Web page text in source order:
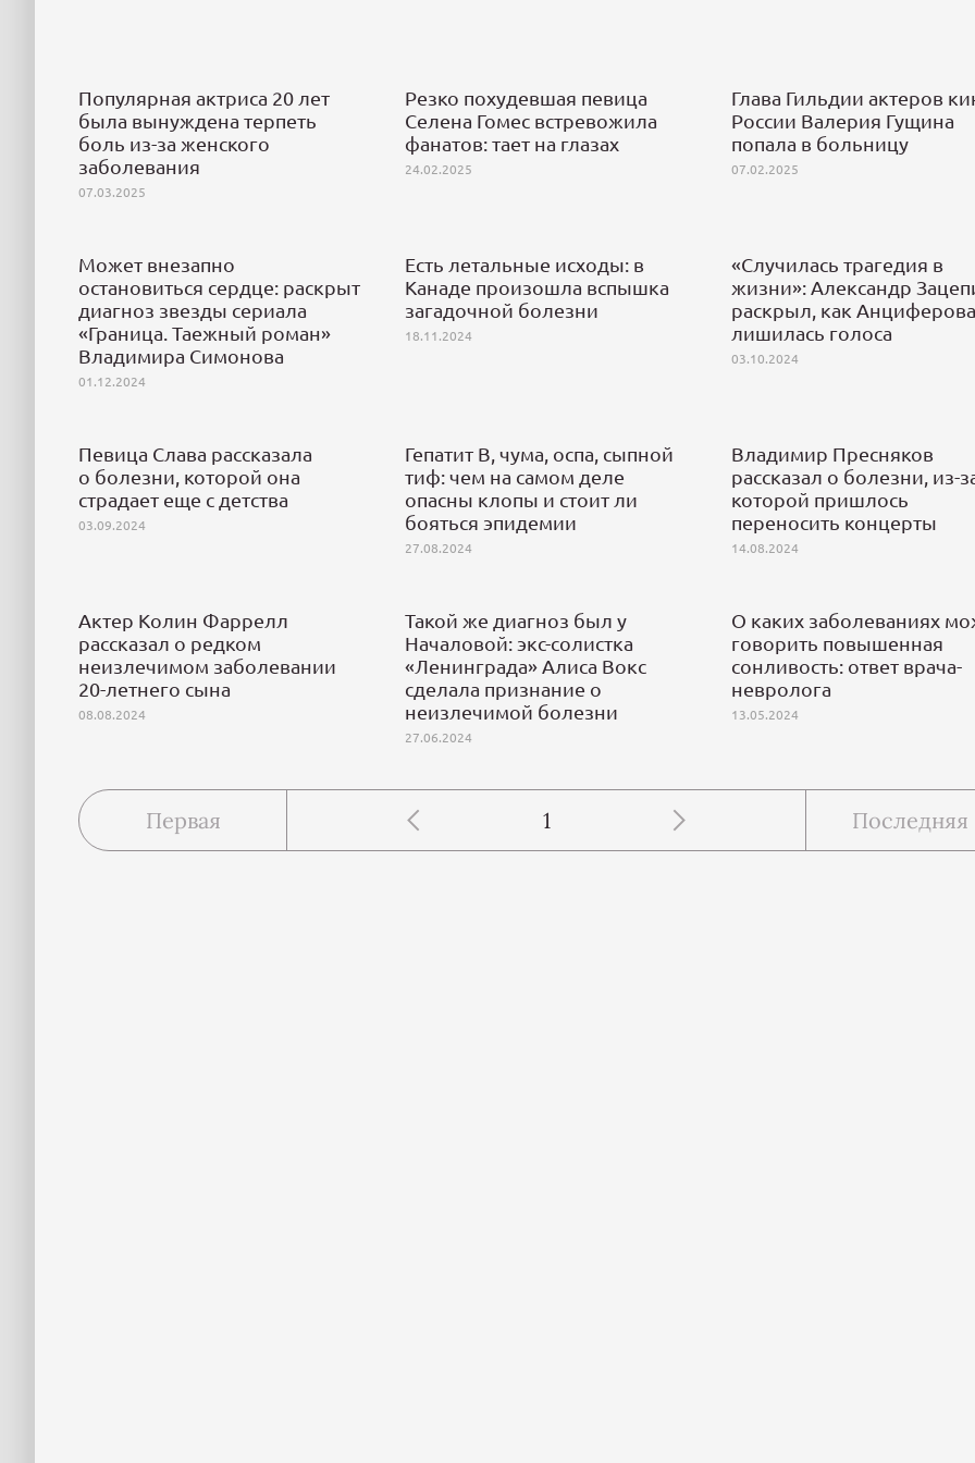
Популярная актриса 20 лет
была вынуждена терпеть
боль из-за женского
заболевания
07.03.2025
Резко похудевшая певица
Селена Гомес встревожила
фанатов: тает на глазах
24.02.2025
Глава Гильдии актеров
России Валерия Гущина
попала в больницу
07.02.2025
Может внезапно
остановиться сердце: раскрыт
диагноз звезды сериала
«Граница. Таежный роман»
Владимира Симонова
01.12.2024
Есть летальные исходы: в
Канаде произошла вспышка
загадочной болезни
18.11.2024
«Случилась трагедия в
жизни»: Александр
раскрыл, как Анциферова
лишилась голоса
03.10.2024
Певица Слава рассказала
о болезни, которой она
страдает еще с детства
03.09.2024
Гепатит В, чума, оспа, сыпной
тиф: чем на самом деле
опасны клопы и стоит ли
бояться эпидемии
27.08.2024
Владимир Пресняков
рассказал о болезни, из-
которой пришлось
переносить концерты
14.08.2024
Актер Колин Фаррелл
рассказал о редком
неизлечимом заболевании
20-летнего сына
08.08.2024
Такой же диагноз был у
Началовой: экс-солистка
«Ленинграда» Алиса Вокс
сделала признание о
неизлечимой болезни
27.06.2024
О каких заболеваниях
говорить повышенная
сонливость: ответ врача-
невролога
13.05.2024
Первая 1 Последняя